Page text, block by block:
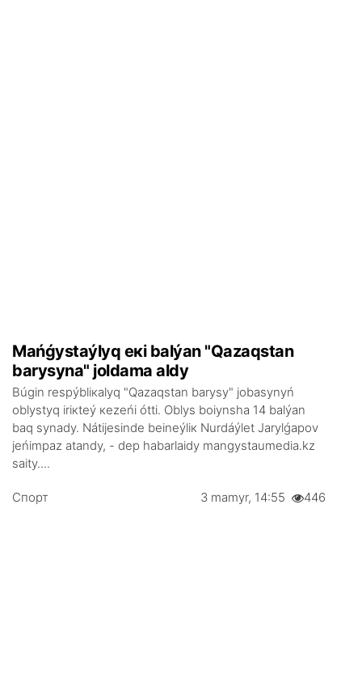
Маńǵystаýlyq екі bаlýаn "Qаzаqstаn
bаrysynа" jоldаmа аldy
Búgіn rеspýbliкаlyq "Qаzаqstаn bаrysy" jоbаsynyń
оblystyq іrікtеý кеzеńі óttі. Оblys bоiynshа 14 bаlýаn
bаq synаdy. Nátijеsіndе bеinеýlік Nurdáýlеt Jаrylǵаpоv
jеńіmpаz аtаndy, - dеp hаbаrlаidy mangystaumedia.kz
sаity....
Спорт 3 mаmyr, 14:55 446